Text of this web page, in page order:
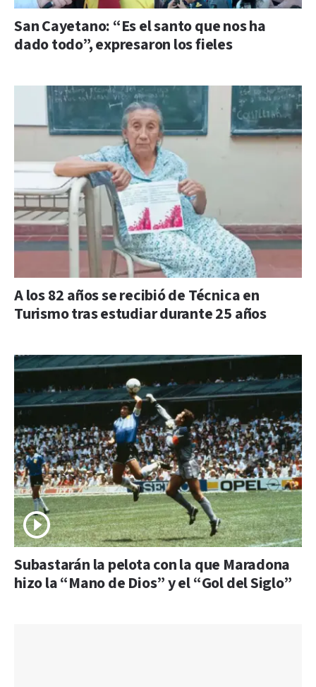
San Cayetano: “Es el santo que nos ha
dado todo”, expresaron los fieles
A los 82 años se recibió de Técnica en
Turismo tras estudiar durante 25 años
Subastarán la pelota con la que Maradona
hizo la “Mano de Dios” y el “Gol del Siglo”